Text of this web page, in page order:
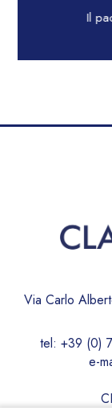
soggiorn...
Via Carlo
tel: +39 (0)
e-